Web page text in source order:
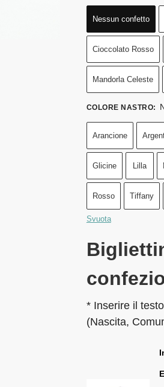
Nessun confetto
Cioccolato Rosso
Mandorla Celeste
COLORE NASTRO:
Arancione
Glicine Lilla
Rosso Tiffany
Svuota
* Inserire il
(Nascita,